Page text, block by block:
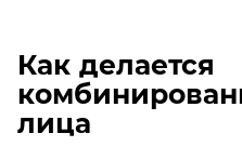
Как делается
лица